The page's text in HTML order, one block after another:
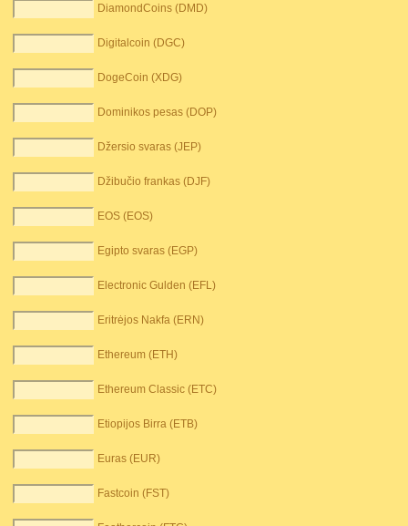
DiamondCoins (DMD)
Digitalcoin (DGC)
DogeCoin (XDG)
Dominikos pesas (DOP)
Džersio svaras (JEP)
Džibučio frankas (DJF)
EOS (EOS)
Egipto svaras (EGP)
Electronic Gulden (EFL)
Eritrėjos Nakfa (ERN)
Ethereum (ETH)
Ethereum Classic (ETC)
Etiopijos Birra (ETB)
Euras (EUR)
Fastcoin (FST)